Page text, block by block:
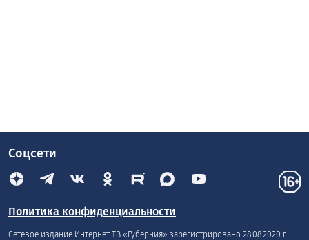
Соцсети
Политика конфиденциальности
Сетевое издание Интернет ТВ «Губерния» зарегистрировано 28.08.2020 г.